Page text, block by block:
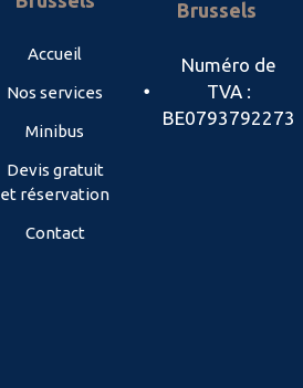
Accueil
Nos services
Minibus
Devis gratuit
et réservation
Contact
Brussels
Numéro de
TVA :
BE0793792273